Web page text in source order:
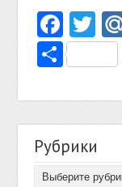
Рубрики